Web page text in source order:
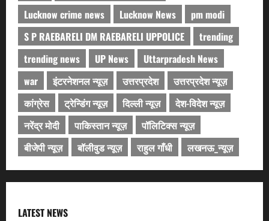
Lucknow crime news
Lucknow News
pm modi
S P RAEBARELI DM RAEBARELI UPPOLICE
trending
trending news
UP News
Uttarpradesh News
war
इंटरनेशनल न्यूज़ उत्तरप्रदेश
उत्तरप्रदेश न्यूज़
कांग्रेस
ट्रेन्डिंग न्यूज़ दिल्ली न्यूज़
देश-विदेश न्यूज़
नरेंद्र मोदी
पाकिस्तान न्यूज़
पॉलिटिक्स न्यूज़
बीजेपी न्यूज़
बॉलीवुड न्यूज़ राहुल गाँधी लखनऊ_न्यूज़
LATEST NEWS